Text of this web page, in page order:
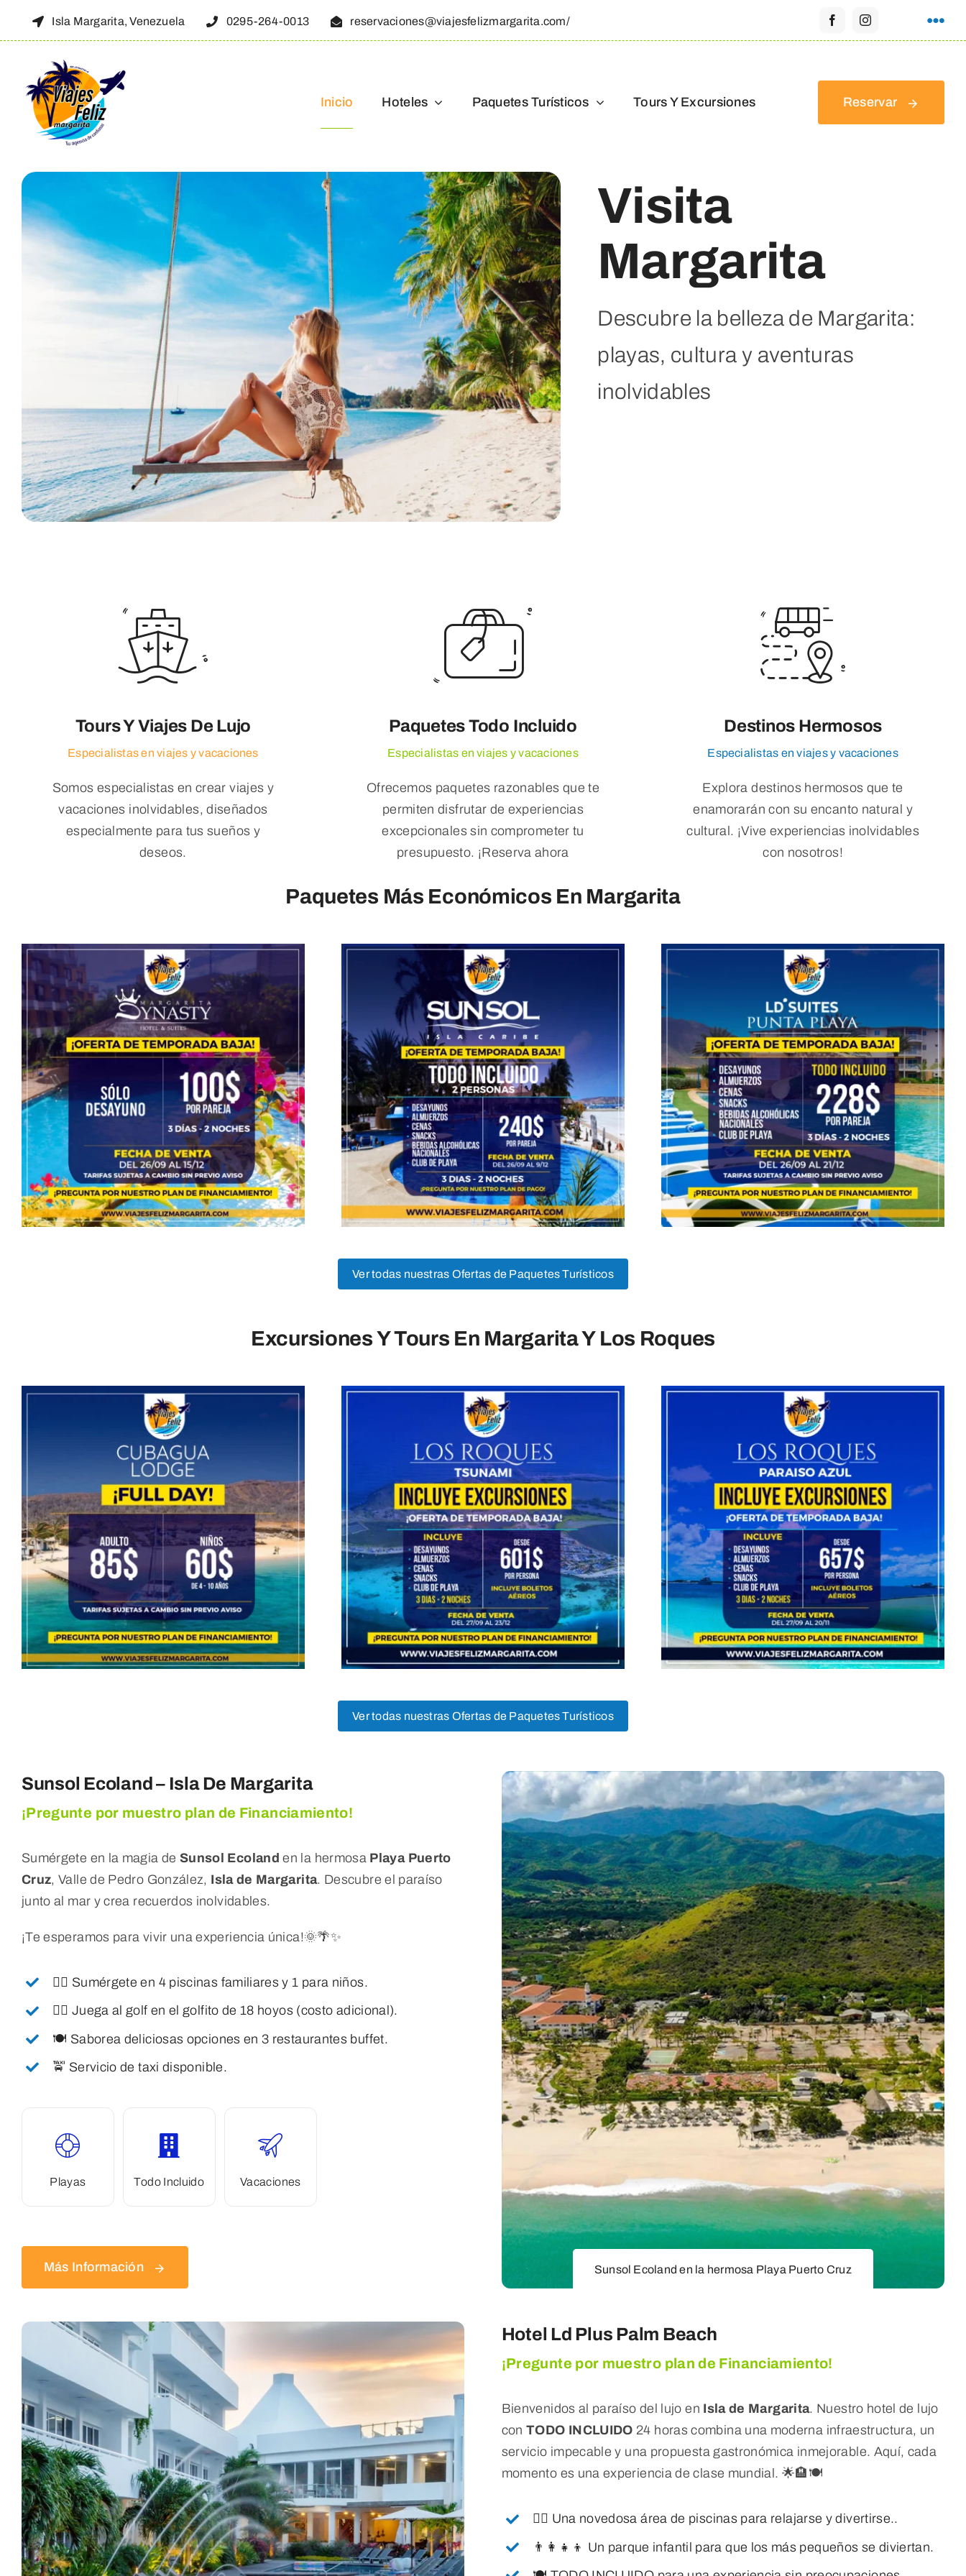
Isla Margarita, Venezuela 0295-264-0013 reservaciones@viajesfelizmargarita.com/
Inicio Hoteles Paquetes Turísticos Tours Y Excursiones Reservar
Visita
Margarita
Descubre la belleza de Margarita:
playas, cultura y aventuras
inolvidables
Tours Y Viajes De Lujo
Especialistas en viajes y vacaciones
Somos especialistas en crear viajes y
vacaciones inolvidables, diseñados
especialmente para tus sueños y
deseos.
Paquetes Todo Incluido
Especialistas en viajes y vacaciones
Ofrecemos paquetes razonables que te
permiten disfrutar de experiencias
excepcionales sin comprometer tu
presupuesto. ¡Reserva ahora
Destinos Hermosos
Especialistas en viajes y vacaciones
Explora destinos hermosos que te
enamorarán con su encanto natural y
cultural. ¡Vive experiencias inolvidables
con nosotros!
Paquetes Más Económicos En Margarita
Ver todas nuestras Ofertas de Paquetes Turísticos
Excursiones Y Tours En Margarita Y Los Roques
Ver todas nuestras Ofertas de Paquetes Turísticos
Sunsol Ecoland – Isla De Margarita
¡Pregunte por muestro plan de Financiamiento!
Sumérgete en la magia de Sunsol Ecoland en la hermosa Playa Puerto
Cruz, Valle de Pedro González, Isla de Margarita. Descubre el paraíso
junto al mar y crea recuerdos inolvidables.
¡Te esperamos para vivir una experiencia única!🌞🌴✨
🏊‍♂️ Sumérgete en 4 piscinas familiares y 1 para niños.
🏌️‍♂️ Juega al golf en el golfito de 18 hoyos (costo adicional).
🍽️ Saborea deliciosas opciones en 3 restaurantes buffet.
🚖 Servicio de taxi disponible.
Playas Todo Incluido Vacaciones
Más Información Sunsol Ecoland en la hermosa Playa Puerto Cruz
Hotel Ld Plus Palm Beach
¡Pregunte por muestro plan de Financiamiento!
Bienvenidos al paraíso del lujo en Isla de Margarita. Nuestro hotel de lujo
conTODO INCLUIDO 24 horas combina una moderna infraestructura, un
servicio impecable y una propuesta gastronómica inmejorable. Aquí, cada
momento es una experiencia de clase mundial. 🌟🏨🍽️
🏊‍♂️ Una novedosa área de piscinas para relajarse y divertirse..
👨‍👩‍👧‍👦 Un parque infantil para que los más pequeños se diviertan.